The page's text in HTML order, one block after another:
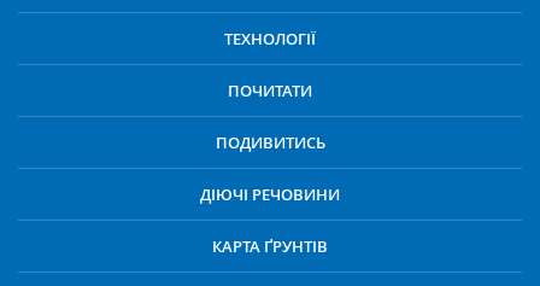
ТЕХНОЛОГІЇ
ПОЧИТАТИ
ПОДИВИТИСЬ
ДІЮЧІ РЕЧОВИНИ
КАРТА ҐРУНТІВ